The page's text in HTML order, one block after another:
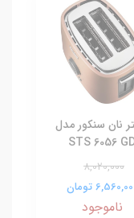
نان سنکور مدل
STS 6056
8,020,000
تومان
ناموجود